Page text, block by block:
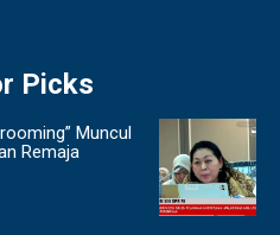
Picks
Muncul
Remaja